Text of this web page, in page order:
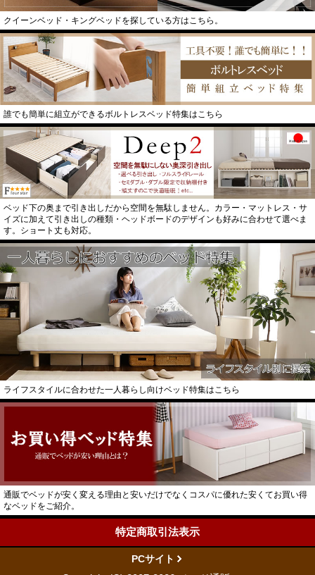
クイーンベッド・キングベッドを探している方はこちら。
誰でも簡単に組立ができるボルトレスベッド特集はこちら
ベッド下の奥まで引き出しだから空間を無駄しません。カラー・マットレス・サ
イズに加えて引き出しの種類・ヘッドボードのデザインも好みに合わせて選べま
す。ショート丈も対応。
ライフスタイルに合わせた一人暮らし向けベッド特集はこちら
通販でベッドが安く変える理由と安いだけでなくコスパに優れた安くてお買い得
なベッドをご紹介。
特定商取引法表示
PCサイト